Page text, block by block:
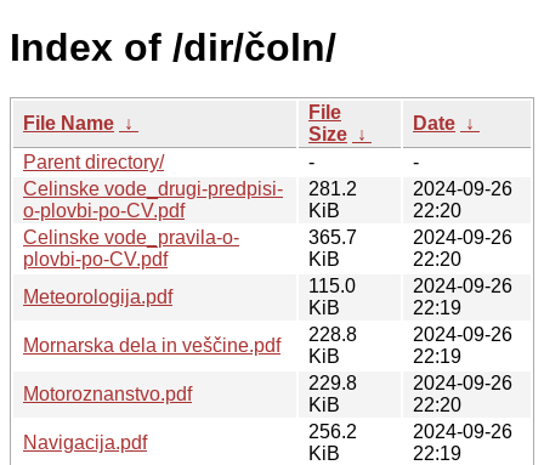
Index of /dir/čoln/
File Name ↓
File
Size ↓
Date ↓
Parent directory/
-
-
Celinske vode_drugi-predpisi-
o-plovbi-po-CV.pdf
281.2
KiB
2024-09-26
22:20
Celinske vode_pravila-o-
plovbi-po-CV.pdf
365.7
KiB
2024-09-26
22:20
Meteorologija.pdf
115.0
KiB
2024-09-26
22:19
Mornarska dela in veščine.pdf
228.8
KiB
2024-09-26
22:19
Motoroznanstvo.pdf
229.8
KiB
2024-09-26
22:20
Navigacija.pdf
256.2
KiB
2024-09-26
22:19